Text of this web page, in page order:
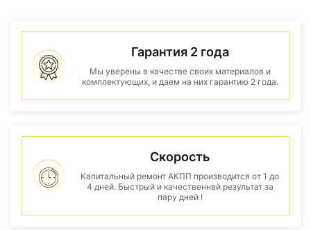
Гарантия 2 года
Мы уверены в качестве своих материалов и
комплектующих, и даем на них гарантию 2 года.
Скорость
Капитальный ремонт АКПП производится от 1 до
4 дней. Быстрый и качественнвй результат за
пару дней !